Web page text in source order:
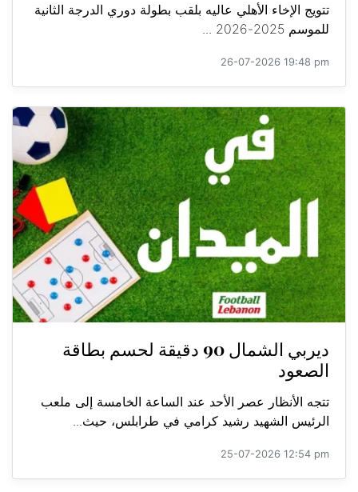
تتويج الإخاء الأهلي عاليه بلقب بطولة دوري الدرجة الثانية
للموسم 2025-2026 ...
26-07-2026 19:48 pm
ديربي الشمال 90 دقيقة لحسم بطاقة
الصعود
تتجه الأنظار عصر الأحد عند الساعة الخامسة إلى ملعب
الرئيس الشهيد رشيد كرامي في طرابلس، حيث...
25-07-2026 12:54 pm